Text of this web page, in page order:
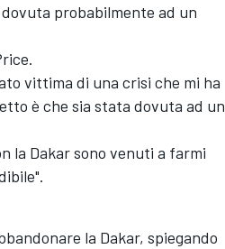
probabilmente ad un
vittima di una crisi che mi ha
è che sia stata dovuta ad un
la Dakar sono venuti a farmi
la Dakar, spiegando